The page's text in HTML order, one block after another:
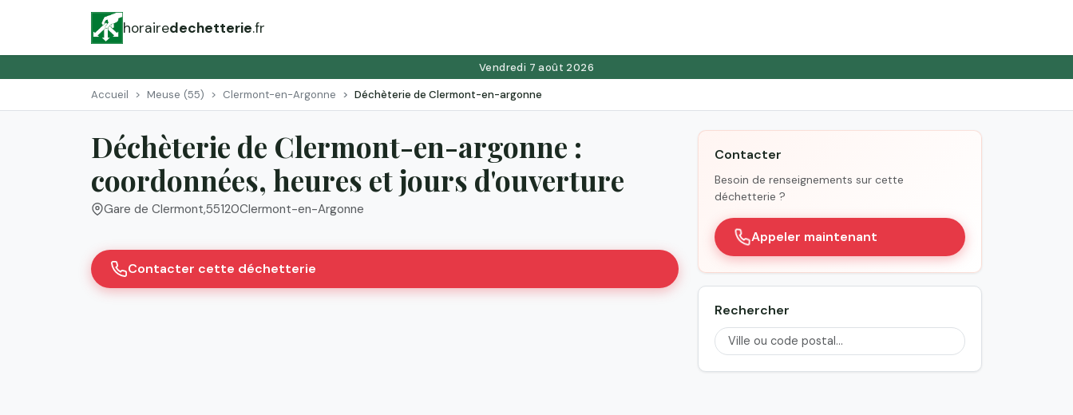
horairedechetterie.fr
Vendredi 7 août 2026
Accueil Meuse (55) Clermont-en-Argonne Déchèterie de Clermont-en-argonne
Déchèterie de Clermont-en-argonne :
coordonnées, heures et jours d'ouverture
Gare de Clermont,55120Clermont-en-Argonne
Contacter cette déchetterie
Contacter
Besoin de renseignements sur cette
déchetterie ?
Appeler maintenant
Rechercher